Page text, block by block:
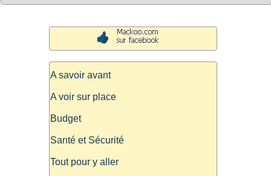
A savoir avant
A voir sur place
Budget
Santé et Sécurité
Tout pour y aller